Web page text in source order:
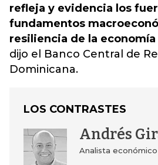
refleja y evidencia los
fundamentos
resiliencia de la
dijo el Banco Central de
Dominicana.
LOS CONTRASTES
Andrés
Analista económico